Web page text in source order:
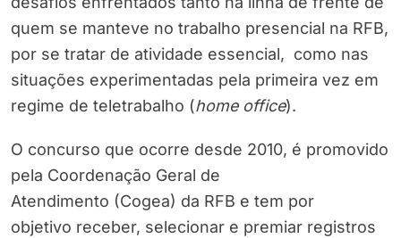
quem se manteve no trabalho presencial na RFB,
por se tratar de atividade essencial, como nas
situações experimentadas pela primeira vez em
regime de teletrabalho (home office).
O concurso que ocorre desde 2010, é promovido
pela Coordenação Geral de
Atendimento (Cogea) da RFB e tem por
objetivo receber, selecionar e premiar registros